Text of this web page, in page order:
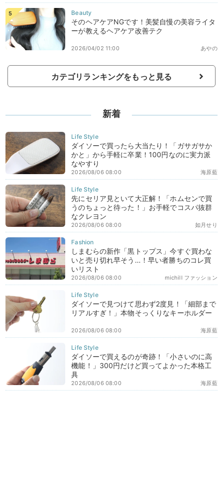
そのヘアケアNGです！美髪自慢の美容ライタ
ーが教えるヘアケア改善テク
あやの
2026/04/02 11:00
カテゴリランキングをもっと見る
新着
ダイソーで買ったら大当たり！「ガサガサか
かと」から手軽に卒業！100円なのに実力派
なやすり
海原藍
2026/08/06 08:00
先にセリア見といて大正解！「ホムセンで買
うのちょっと待った！」お手軽でコスパ抜群
なクレヨン
如月せり
2026/08/06 08:00
しまむらの新作「黒トップス」今すぐ買わな
いと売り切れ早そう…！早い者勝ちのコレ買
いリスト
michill ファッション
2026/08/06 08:00
ダイソーで見つけて思わず2度見！「細部まで
リアルすぎ！」本物そっくりなキーホルダー
海原藍
2026/08/06 08:00
ダイソーで買えるのが奇跡！「小さいのに高
機能！」300円だけど買ってよかった本格工
具
海原藍
2026/08/06 08:00